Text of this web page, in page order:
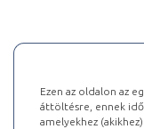
Ezen az oldalon az
áttöltésre, ennek
amelyekhez